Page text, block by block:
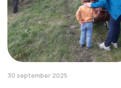
30 september 2025